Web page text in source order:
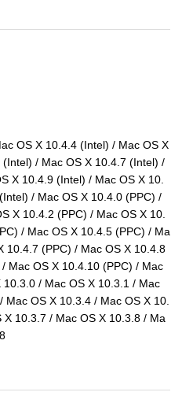
OS X 10.4.4 (Intel) / Mac OS X
/ Mac OS X 10.4.7 (Intel) /
X 10.4.9 (Intel) / Mac OS X 10.
/ Mac OS X 10.4.0 (PPC) /
X 10.4.2 (PPC) / Mac OS X 10.
/ Mac OS X 10.4.5 (PPC) / Ma
10.4.7 (PPC) / Mac OS X 10.4.8
Mac OS X 10.4.10 (PPC) / Mac
/ Mac OS X 10.3.1 / Mac
OS X 10.3.4 / Mac OS X 10.
10.3.7 / Mac OS X 10.3.8 / Ma